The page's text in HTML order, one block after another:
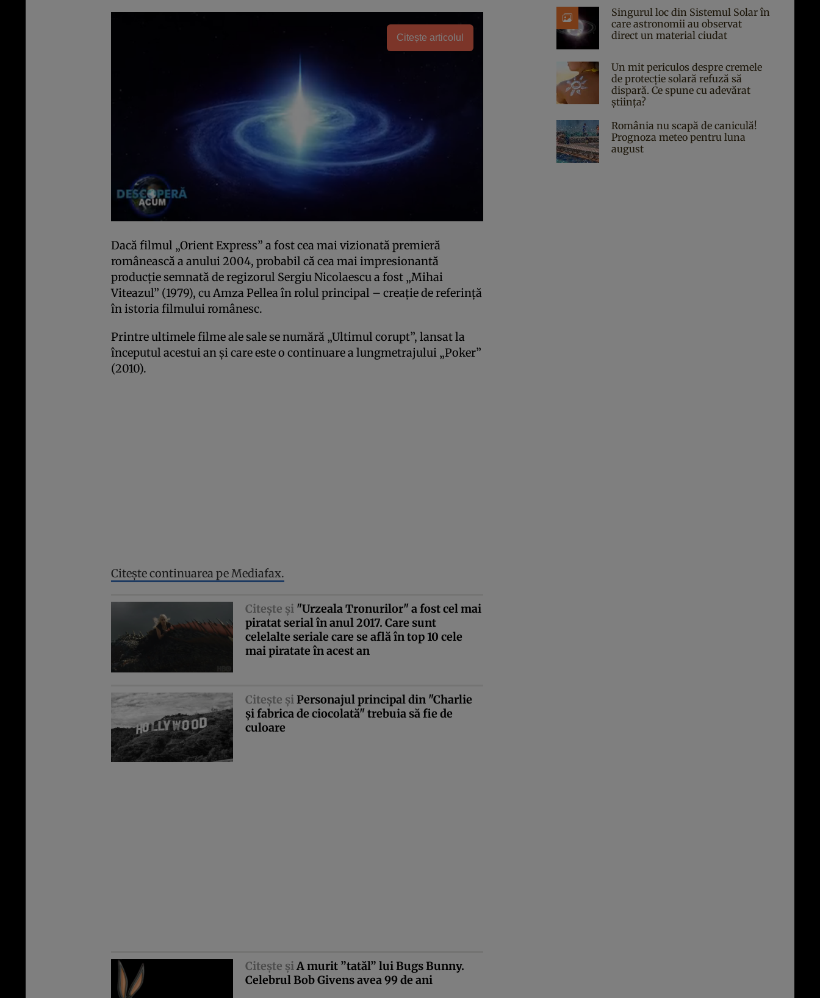
Citește articolul
Dacă filmul „Orient Express” a fost cea mai vizionată premieră
românească a anului 2004, probabil că cea mai impresionantă
producţie semnată de regizorul Sergiu Nicolaescu a fost „Mihai
Viteazul” (1979), cu Amza Pellea în rolul principal – creaţie de referinţă
în istoria filmului românesc.
Printre ultimele filme ale sale se numără „Ultimul corupt”, lansat la
începutul acestui an şi care este o continuare a lungmetrajului „Poker”
(2010).
Citeşte continuarea pe Mediafax.
Citeşte şi "Urzeala Tronurilor" a fost cel mai
piratat serial în anul 2017. Care sunt
celelalte seriale care se află în top 10 cele
mai piratate în acest an
Citeşte şiPersonajul principal din "Charlie
şi fabrica de ciocolată" trebuia să fie de
culoare
Citeşte şiA murit ”tatăl” lui Bugs Bunny.
Celebrul Bob Givens avea 99 de ani
Singurul loc din Sistemul Solar în
care astronomii au observat
direct un material ciudat
Un mit periculos despre cremele
de protecție solară refuză să
dispară. Ce spune cu adevărat
știința?
România nu scapă de caniculă!
Prognoza meteo pentru luna
august